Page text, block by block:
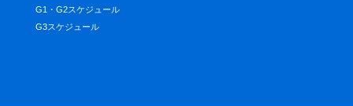
G1・G2スケジュール
G3スケジュール